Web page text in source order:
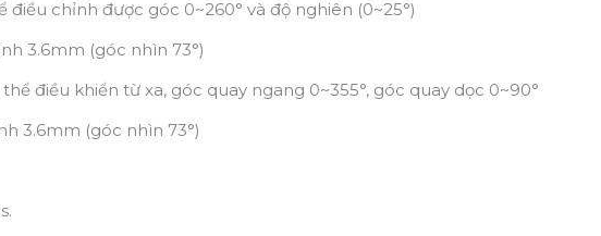
điều chỉnh được góc 0~260° và độ nghiên (0~25°)
3.6mm (góc nhìn 73°)
điều khiển từ xa, góc quay ngang 0~355°, góc quay dọc 0~90°
3.6mm (góc nhìn 73°)